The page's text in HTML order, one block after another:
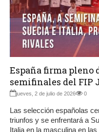
España firma pleno
semifinales del FIP
jueves, 2 de julio de 2026 0
Las selección españolas
triunfos y se enfrentará a
Italia en la masculina en